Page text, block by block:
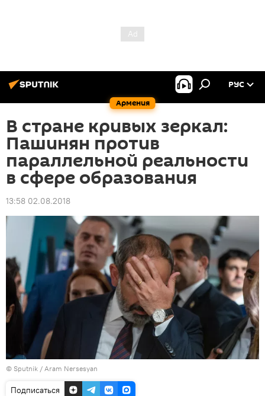
Армения
РУС
В стране кривых зеркал:
Пашинян против
параллельной реальности
в сфере образования
13:58 02.08.2018
© Sputnik / Aram Nersesyan
Подписаться